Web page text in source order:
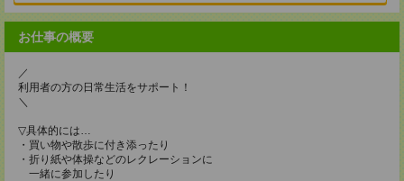
お仕事の概要
／
利用者の方の日常生活をサポート！
＼
▽具体的には…
・買い物や散歩に付き添ったり
・折り紙や体操などのレクレーションに
一緒に参加したり